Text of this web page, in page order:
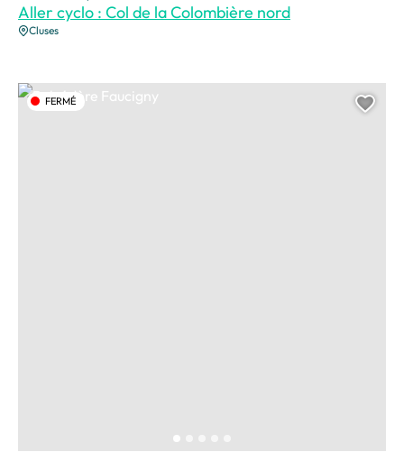
Aller cyclo : Col de la Colombière nord
Cluses
Belvédère Faucigny, © Domnique Samper
FERMÉ